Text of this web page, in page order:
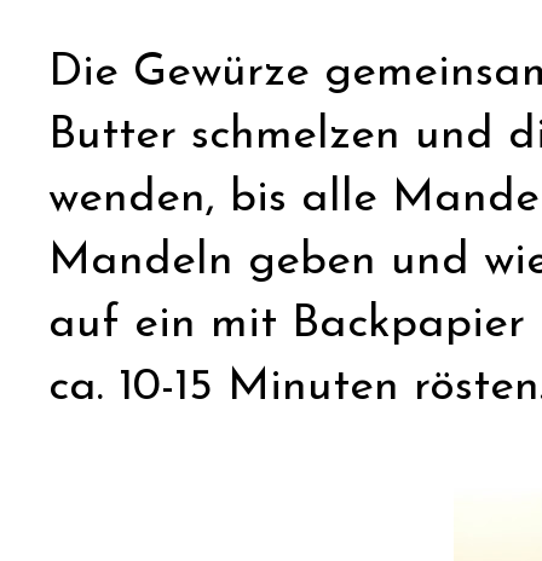
Die Gewürze
Butter schmelzen und
wenden, bis alle
Mandeln geben und
auf ein mit Backpapier
ca. 10-15 Minuten